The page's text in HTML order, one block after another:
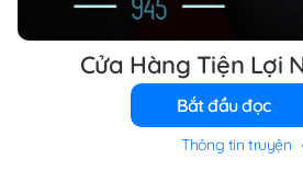
Cửa Hàng Tiện Lợi
Bắt đầu đọc
Thông tin truyện